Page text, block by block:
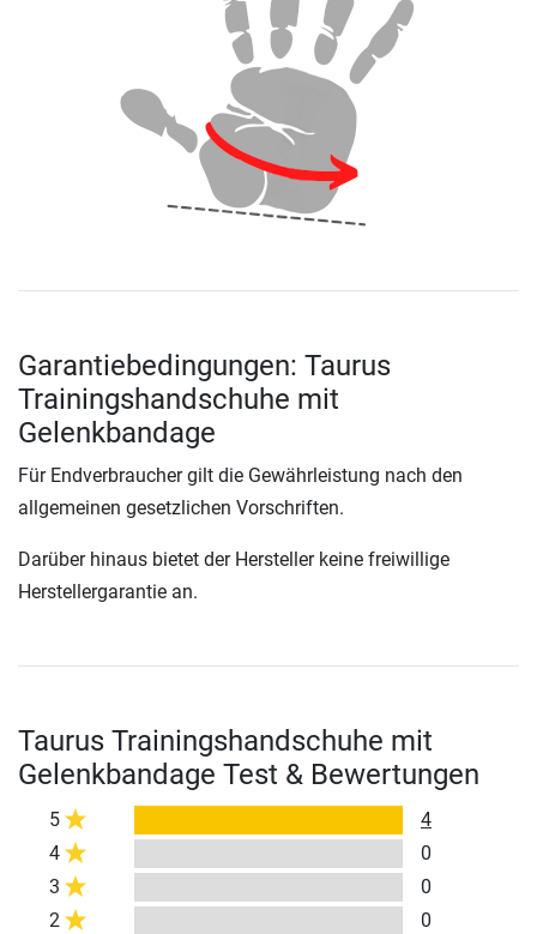
Garantiebedingungen: Taurus
Trainingshandschuhe mit
Gelenkbandage
Für Endverbraucher gilt die Gewährleistung nach den
allgemeinen gesetzlichen Vorschriften.
Darüber hinaus bietet der Hersteller keine freiwillige
Herstellergarantie an.
Taurus Trainingshandschuhe mit
Gelenkbandage Test & Bewertungen
5
4
4
0
3
0
2
0